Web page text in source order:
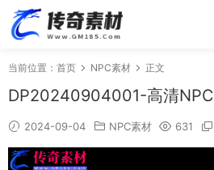
当前位置： 首页 NPC素材 正文
DP20240904001-高清NPC
2024-09-04 NPC素材 631